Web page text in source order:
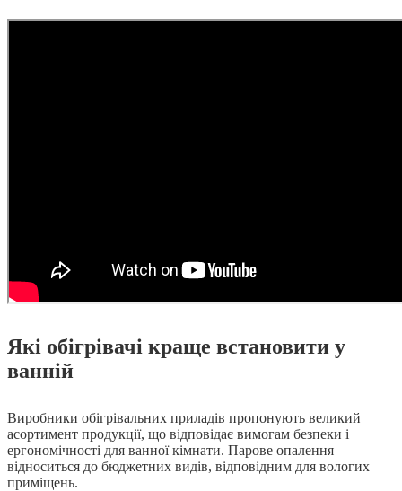
Які обігрівачі краще встановити у
ванній
Виробники обігрівальних приладів пропонують великий
асортимент продукції, що відповідає вимогам безпеки і
ергономічності для ванної кімнати. Парове опалення
відноситься до бюджетних видів, відповідним для вологих
приміщень.